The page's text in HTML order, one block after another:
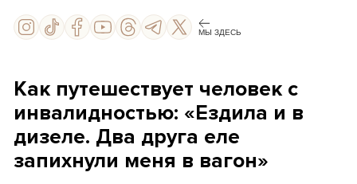
МЫ ЗДЕСЬ
Как путешествует человек с
инвалидностью: «Ездила и в
дизеле. Два друга еле
запихнули меня в вагон»